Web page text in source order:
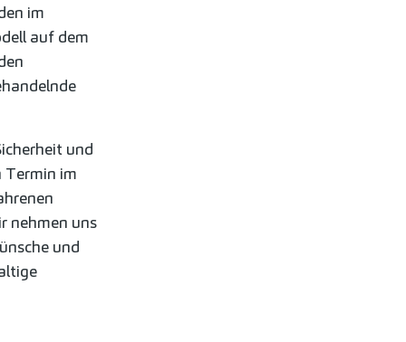
im
auf dem
und
Termin im
nehmen uns
und